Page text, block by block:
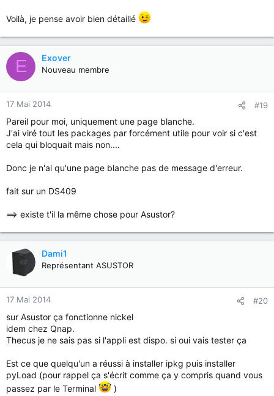
Voilà, je pense avoir bien détaillé
E Exover
Nouveau membre
17 Mai 2014 #19
Pareil pour moi, uniquement une page blanche.
J'ai viré tout les packages par forcément utile pour voir si c'est
cela qui bloquait mais non....
Donc je n'ai qu'une page blanche pas de message d'erreur.
fait sur un DS409
==> existe t'il la même chose pour Asustor?
Dami1
Représentant ASUSTOR
17 Mai 2014 #20
sur Asustor ça fonctionne nickel
idem chez Qnap.
Thecus je ne sais pas si l'appli est dispo. si oui vais tester ça
Est ce que quelqu'un a réussi à installer ipkg puis installer
pyLoad (pour rappel ça s'écrit comme ça y compris quand vous
passez par le Terminal
)